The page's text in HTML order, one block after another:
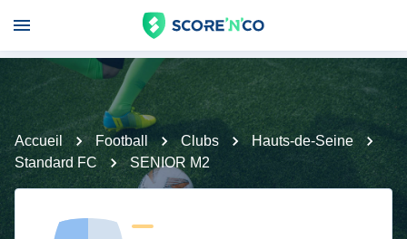
Accueil Football Clubs
Hauts-de-Seine
Standard FC
SENIOR M2